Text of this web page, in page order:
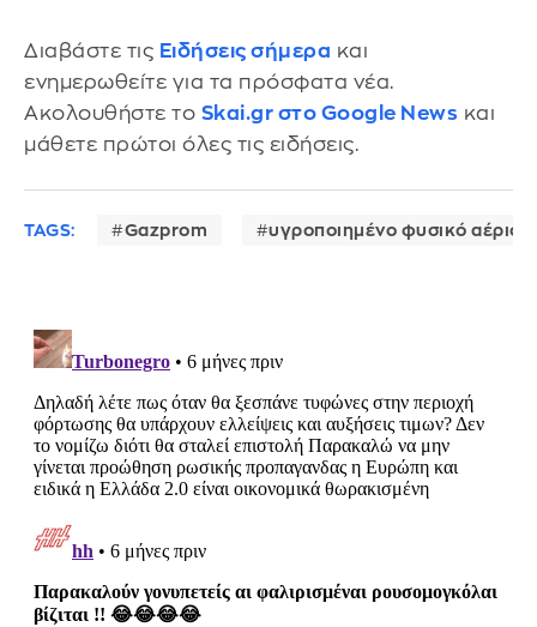
Διαβάστε τις Ειδήσεις σήμερα και
ενημερωθείτε για τα πρόσφατα νέα.
Ακολουθήστε το Skai.gr στο Google News και
μάθετε πρώτοι όλες τις ειδήσεις.
TAGS: Gazprom υγροποιημένο φυσικό αέριο